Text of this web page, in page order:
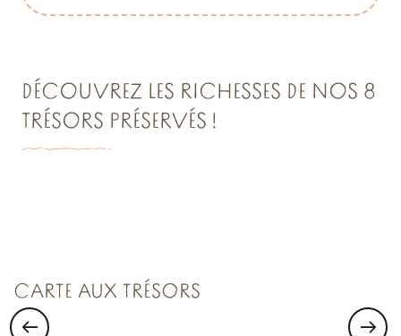
DÉCOUVREZ LES RICHESSES DE NOS 8
TRÉSORS PRÉSERVÉS !
CARTE AUX TRÉSORS